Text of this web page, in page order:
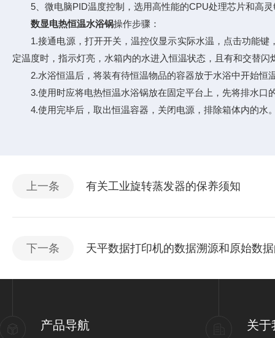
5、微电脑PID温度控制，选用高性能的CPU处理芯片和高灵
数显电热恒温水浴锅操作步骤：
1.接通电源，打开开关，温控仪显示实际水温，点击功能键
定温度时，指示灯亮，水箱内的水进入恒温状态，且有和交替闪
2.水浴恒温后，将装有待恒温物品的容器放于水浴中开始恒
3.使用时应将电热恒温水浴锅放在固定平台上，先将排水口
4.使用完毕后，取出恒温容器，关闭电源，排除箱体内的水
上一条 有关工业旋转蒸发器的保养须知
下一条 天平数据打印机的数据溯源和原始数
产品导航 关于